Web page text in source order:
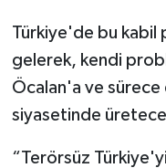
Türkiye'de bu
gelerek, kendi
Öcalan'a ve sürece
siyasetinde
“Terörsüz